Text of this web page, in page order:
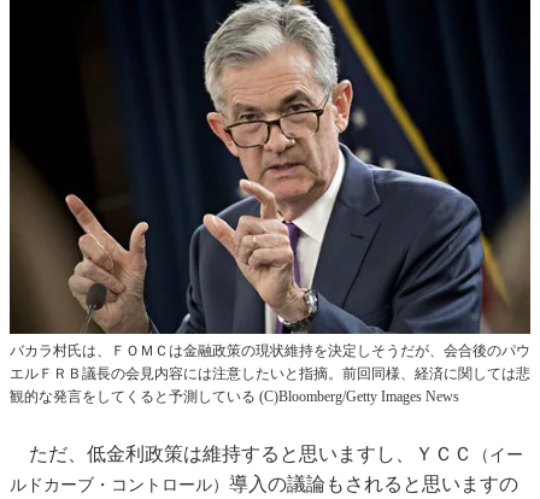
バカラ村氏は、ＦＯＭＣは金融政策の現状維持を決定しそうだが、会合後のパウ
エルＦＲＢ議長の会見内容には注意したいと指摘。前回同様、経済に関しては悲
観的な発言をしてくると予測している (C)Bloomberg/Getty Images News
ただ、低金利政策は維持すると思いますし、ＹＣＣ
（イー
ルドカーブ・コントロール） 導入の議論もされると思いますの